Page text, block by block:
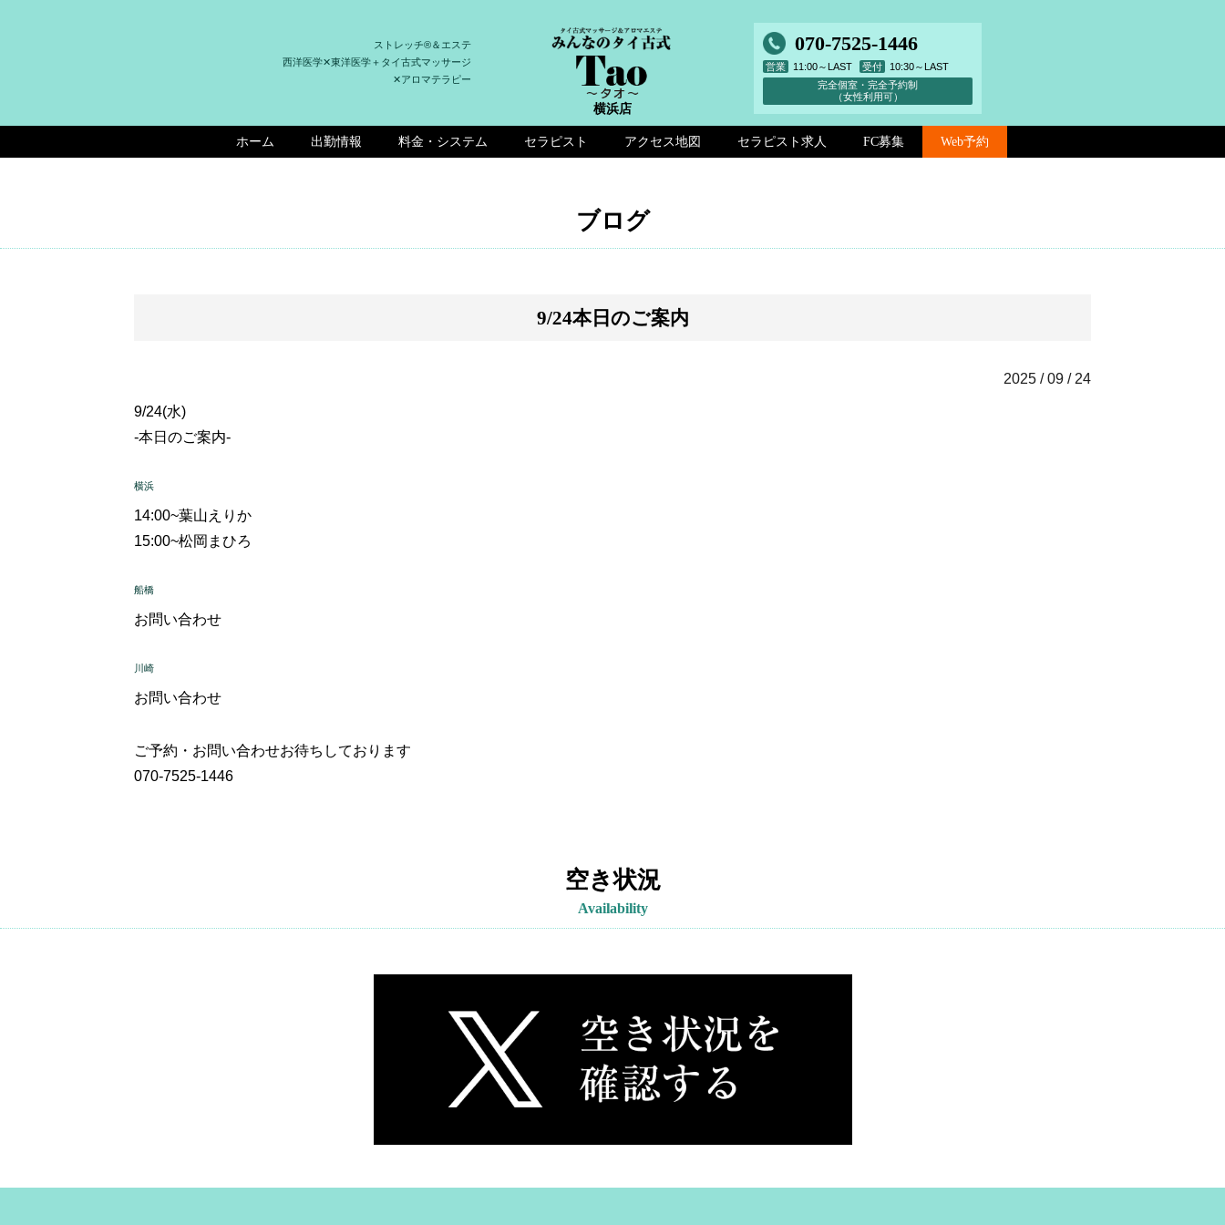
ストレッチ®＆エステ
西洋医学✕東洋医学＋タイ古式マッサージ
✕アロマテラピー
横浜店
070-7525-1446
営業 11:00～LAST 受付
10:30～LAST
完全個室・完全予約制
（女性利用可）
ホーム 出勤情報 料金・システム セラピスト アクセス地図 セラピスト求人 FC募集 Web予約
ブログ
9/24本日のご案内
2025 / 09 / 24
9/24(水)
-本日のご案内-
横浜
14:00~葉山えりか
15:00~松岡まひろ
船橋
お問い合わせ
川崎
お問い合わせ
ご予約・お問い合わせお待ちしております
070-7525-1446
空き状況
Availability